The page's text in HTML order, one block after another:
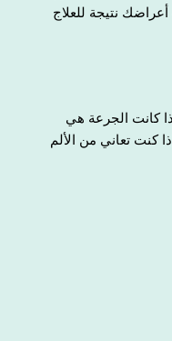
نتيجة للعلاج
كانت الجرعة هي
كنت تعاني من الألم